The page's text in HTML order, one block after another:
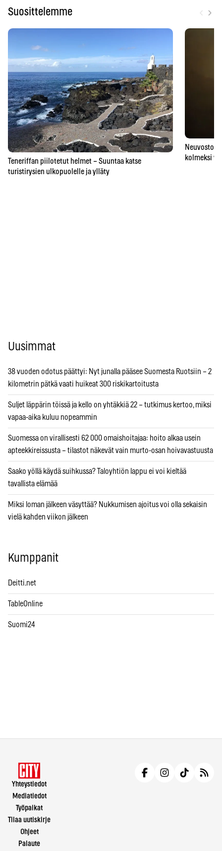
Suosittelemme ›
Teneriffan piilotetut helmet – Suuntaa katse
turistirysien ulkopuolelle ja ylläty
kolmeksi
Uusimmat
38 vuoden odotus päättyi: Nyt junalla pääsee Suomesta Ruotsiin – 2
kilometrin pätkä vaati huikeat 300 riskikartoitusta
Suljet läppärin töissä ja kello on yhtäkkiä 22 – tutkimus kertoo, miksi
vapaa-aika kuluu nopeammin
Suomessa on virallisesti 62 000 omaishoitajaa: hoito alkaa usein
apteekkireissusta – tilastot näkevät vain murto-osan hoivavastuusta
Saako yöllä käydä suihkussa? Taloyhtiön lappu ei voi kieltää
tavallista elämää
Miksi loman jälkeen väsyttää? Nukkumisen ajoitus voi olla sekaisin
vielä kahden viikon jälkeen
Kumppanit
Deitti.net
TableOnline
Suomi24
Yhteystiedot
Mediatiedot
Työpaikat
Tilaa uutiskirje
Ohjeet
Palaute